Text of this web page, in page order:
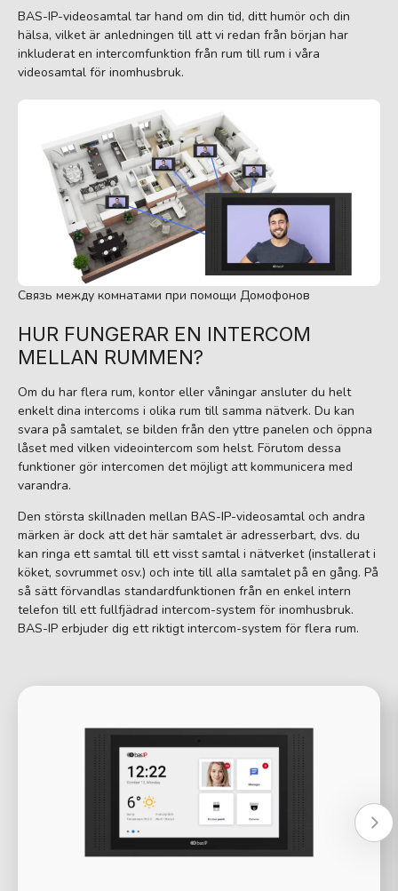
BAS-IP-videosamtal tar hand om din tid, ditt humör och din
hälsa, vilket är anledningen till att vi redan från början har
inkluderat en intercomfunktion från rum till rum i våra
videosamtal för inomhusbruk.
Связь между комнатами при помощи Домофонов
HUR FUNGERAR EN INTERCOM
MELLAN RUMMEN?
Om du har flera rum, kontor eller våningar ansluter du helt
enkelt dina intercoms i olika rum till samma nätverk. Du kan
svara på samtalet, se bilden från den yttre panelen och öppna
låset med vilken videointercom som helst. Förutom dessa
funktioner gör intercomen det möjligt att kommunicera med
varandra.
Den största skillnaden mellan BAS-IP-videosamtal och andra
märken är dock att det här samtalet är adresserbart, dvs. du
kan ringa ett samtal till ett visst samtal i nätverket (installerat i
köket, sovrummet osv.) och inte till alla samtalet på en gång. På
så sätt förvandlas standardfunktionen från en enkel intern
telefon till ett fullfjädrad intercom-system för inomhusbruk.
BAS-IP erbjuder dig ett riktigt intercom-system för flera rum.